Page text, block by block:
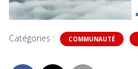
Catégories : COMMUNAUTÉ